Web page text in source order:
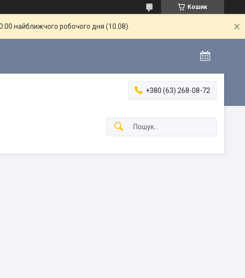
Кошик
найближчого робочого дня (10.08).
+380 (63) 268-08-72